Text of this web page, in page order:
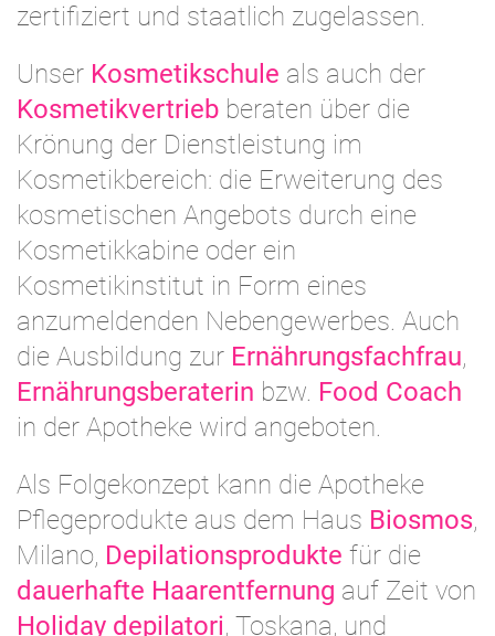
zertifiziert und staatlich zugelassen.
Unser Kosmetikschule als auch der
Kosmetikvertrieb beraten über die
Krönung der Dienstleistung im
Kosmetikbereich: die Erweiterung des
kosmetischen Angebots durch eine
Kosmetikkabine oder ein
Kosmetikinstitut in Form eines
anzumeldenden Nebengewerbes. Auch
die Ausbildung zur Ernährungsfachfrau,
Ernährungsberaterin bzw. Food Coach
in der Apotheke wird angeboten.
Als Folgekonzept kann die Apotheke
Pflegeprodukte aus dem Haus Biosmos,
Milano, Depilationsprodukte für die
dauerhafte Haarentfernung auf Zeit von
Holiday depilatori, Toskana, und